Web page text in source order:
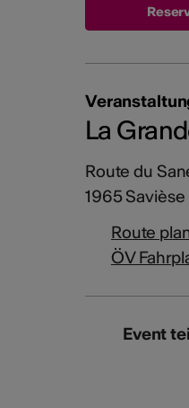
La
Route du
1965 Savièse
Route
ÖV
Event